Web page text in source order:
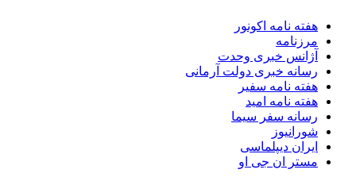
هفته نامه اکونور
مرزنامه
آژانس خبری وحدت
رسانه خبری دولت آرمانی
هفته نامه سفیر
هفته نامه امید
رسانه سفر سیما
شورانیوز
ایران دیپلماسی
مستر ان جی او